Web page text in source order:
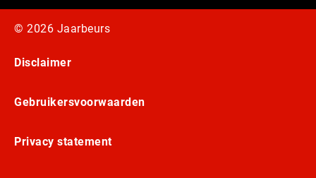
© 2026 Jaarbeurs
Disclaimer
Gebruikersvoorwaarden
Privacy statement